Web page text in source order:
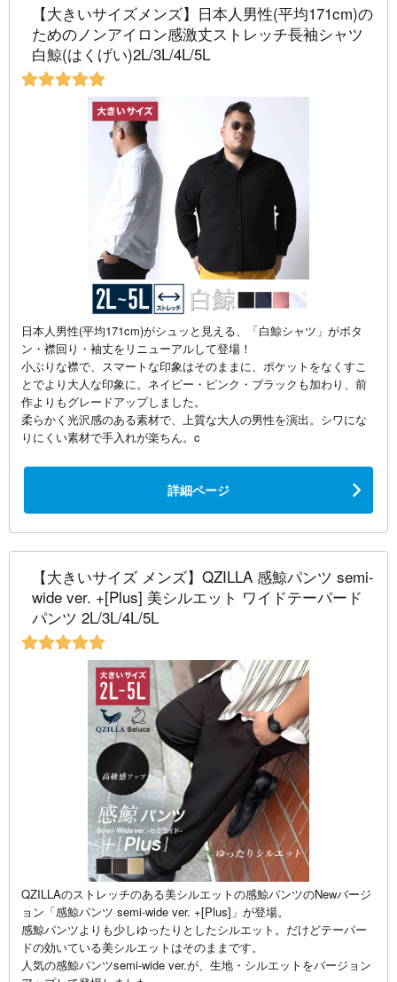
【大きいサイズメンズ】日本人男性(平均171cm)の
ためのノンアイロン感激丈ストレッチ長袖シャツ
白鯨(はくげい)2L/3L/4L/5L
日本人男性(平均171cm)がシュッと見える、「白鯨シャツ」がボタ
ン・襟回り・袖丈をリニューアルして登場！
小ぶりな襟で、スマートな印象はそのままに、ポケットをなくすこ
とでより大人な印象に。ネイビー・ピンク・ブラックも加わり、前
作よりもグレードアップしました。
柔らかく光沢感のある素材で、上質な大人の男性を演出。シワにな
りにくい素材で手入れが楽ちん。c
詳細ページ
【大きいサイズ メンズ】QZILLA 感鯨パンツ semi-
wide ver. +[Plus] 美シルエット ワイドテーパード
パンツ 2L/3L/4L/5L
QZILLAのストレッチのある美シルエットの感鯨パンツのNewバージ
ョン「感鯨パンツ semi-wide ver. +[Plus]」が登場。
感鯨パンツよりも少しゆったりとしたシルエット。だけどテーパー
ドの効いている美シルエットはそのままです。
人気の感鯨パンツsemi-wide ver.が、生地・シルエットをバージョン